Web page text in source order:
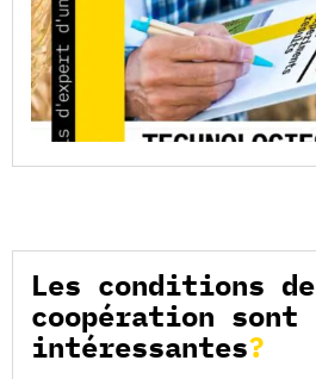
Les conditions de
coopération sont
intéressantes